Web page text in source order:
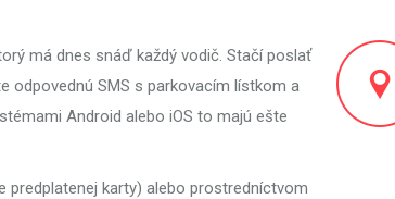
má dnes snáď každý vodič. Stačí poslať
odpovednú SMS s parkovacím lístkom a
Android alebo iOS to majú ešte
predplatenej karty) alebo prostredníctvom